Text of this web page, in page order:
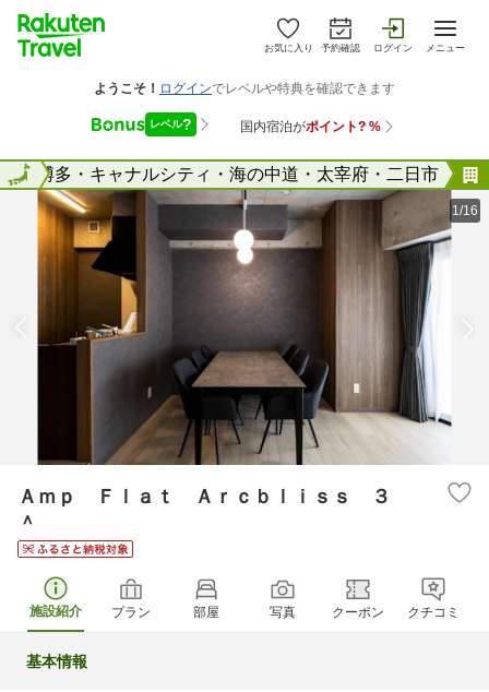
お気に入り 予約確認 ログイン メニュー
博多・キャナルシティ・海の中道・太宰府・二日市
全国
1/16
Ａｍｐ Ｆｌａｔ Ａｒｃｂｌｉｓｓ ３
＾
施設紹介 プラン 部屋 写真 クーポン クチコミ
基本情報